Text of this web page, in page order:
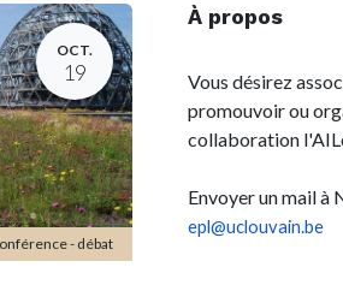
OCT.
19
- débat
À propos
Vous désirez
promouvoir ou
collaboration
Envoyer un mail à
epl@uclouvain.be